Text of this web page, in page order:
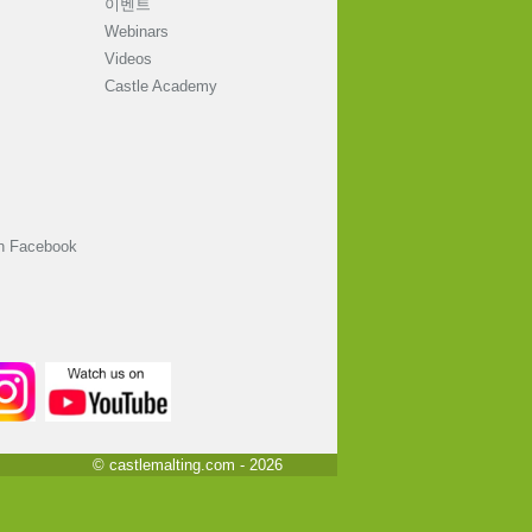
이벤트
Webinars
Videos
Castle Academy
Facebook
© castlemalting.com - 2026